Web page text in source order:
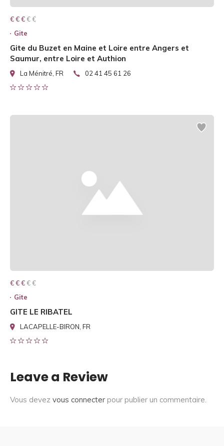
€ € € € €
€ € €
Gite
Gite du Buzet en Maine et Loire entre Angers et
Saumur, entre Loire et Authion
La Ménitré, FR 02 41 45 61 26
€ € € € €
€ € €
Gite
GITE LE RIBATEL
LACAPELLE-BIRON, FR
Leave a Review
Vous devez vous connecter pour publier un commentaire.